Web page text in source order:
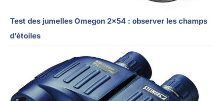
Test des jumelles Omegon 2×54 : observer les champs
d’étoiles